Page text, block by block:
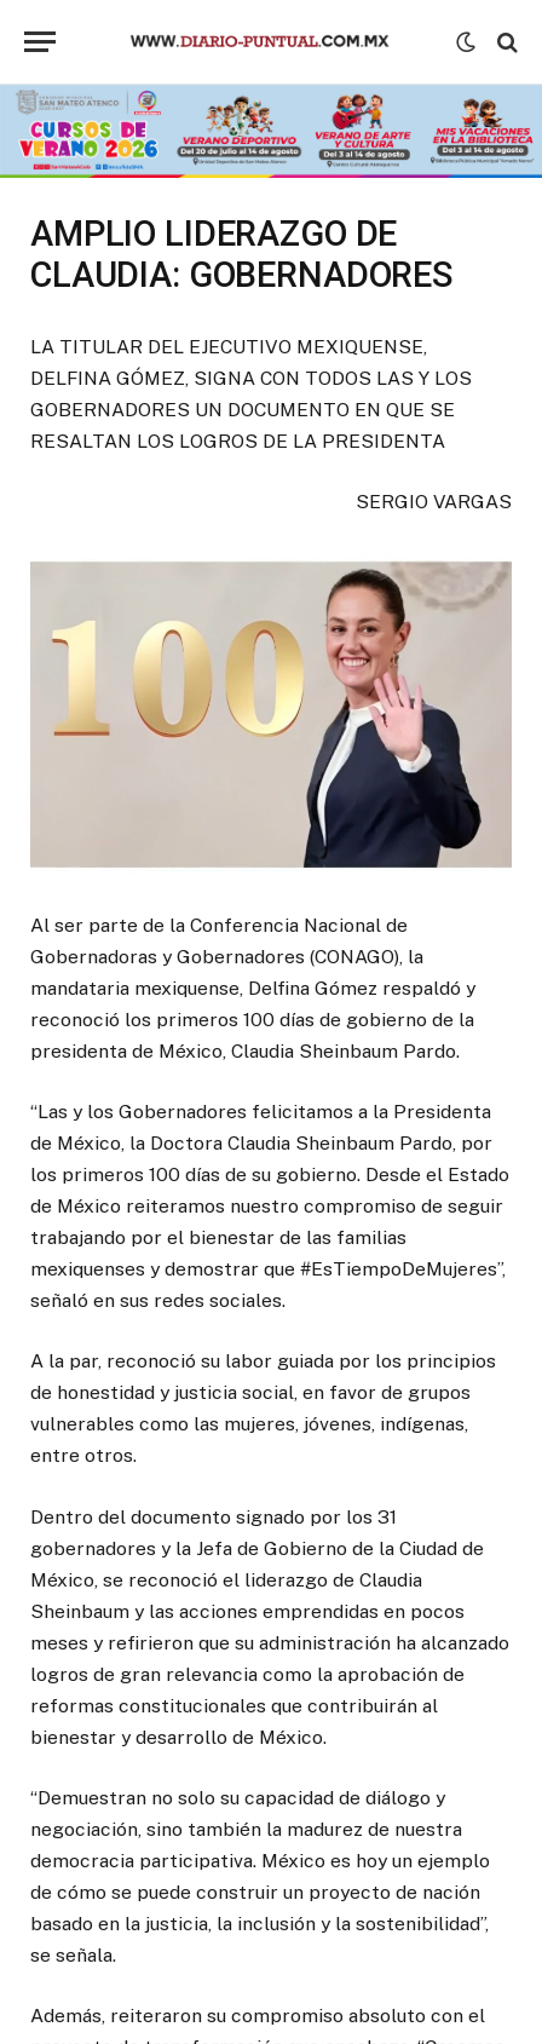
AMPLIO LIDERAZGO DE
CLAUDIA: GOBERNADORES
LA TITULAR DEL EJECUTIVO MEXIQUENSE,
DELFINA GÓMEZ, SIGNA CON TODOS LAS Y LOS
GOBERNADORES UN DOCUMENTO EN QUE SE
RESALTAN LOS LOGROS DE LA PRESIDENTA
SERGIO VARGAS
Al ser parte de la Conferencia Nacional de
Gobernadoras y Gobernadores (CONAGO), la
mandataria mexiquense, Delfina Gómez respaldó y
reconoció los primeros 100 días de gobierno de la
presidenta de México, Claudia Sheinbaum Pardo.
“Las y los Gobernadores felicitamos a la Presidenta
de México, la Doctora Claudia Sheinbaum Pardo, por
los primeros 100 días de su gobierno. Desde el Estado
de México reiteramos nuestro compromiso de seguir
trabajando por el bienestar de las familias
mexiquenses y demostrar que #EsTiempoDeMujeres”,
señaló en sus redes sociales.
A la par, reconoció su labor guiada por los principios
de honestidad y justicia social, en favor de grupos
vulnerables como las mujeres, jóvenes, indígenas,
entre otros.
Dentro del documento signado por los 31
gobernadores y la Jefa de Gobierno de la Ciudad de
México, se reconoció el liderazgo de Claudia
Sheinbaum y las acciones emprendidas en pocos
meses y refirieron que su administración ha alcanzado
logros de gran relevancia como la aprobación de
reformas constitucionales que contribuirán al
bienestar y desarrollo de México.
“Demuestran no solo su capacidad de diálogo y
negociación, sino también la madurez de nuestra
democracia participativa. México es hoy un ejemplo
de cómo se puede construir un proyecto de nación
basado en la justicia, la inclusión y la sostenibilidad”,
se señala.
Además, reiteraron su compromiso absoluto con el